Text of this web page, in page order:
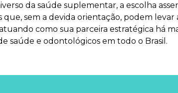
da saúde suplementar, a escolha
sem a devida orientação, podem
como sua parceira estratégica há
saúde e odontológicos em todo o Brasil.